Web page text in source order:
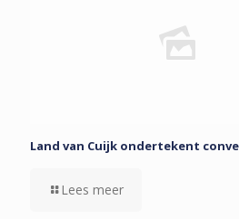
Land van Cuijk ondertekent
Lees meer